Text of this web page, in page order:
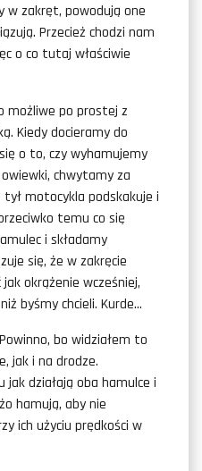
w zakręt, powodują one
Przecież chodzi nam
o co tutaj właściwie
możliwe po prostej z
Kiedy docieramy do
o to, czy wyhamujemy
chwytamy za
motocykla podskakuje i
temu co się
i składamy
się, że w zakręcie
okrążenie wcześniej,
byśmy chcieli. Kurde…
bo widziałem to
jak i na drodze.
działają oba hamulce i
hamują, aby nie
ich użyciu prędkości w